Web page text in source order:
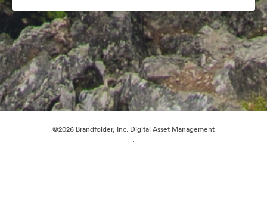
©2026 Brandfolder, Inc. Digital Asset Management
·